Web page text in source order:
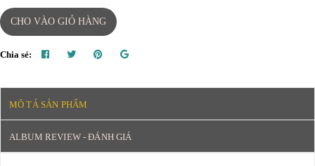
CHO VÀO GIỎ HÀNG
Chia sẻ:
MÔ TẢ SẢN PHẨM
ALBUM REVIEW - ĐÁNH GIÁ